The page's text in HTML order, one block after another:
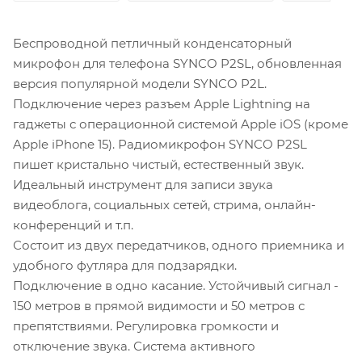
Беспроводной петличный конденсаторный
микрофон для телефона SYNCO P2SL, обновленная
версия популярной модели SYNCO P2L.
Подключение через разъем Apple Lightning на
гаджеты с операционной системой Apple iOS (кроме
Apple iPhone 15). Радиомикрофон SYNCO P2SL
пишет кристально чистый, естественный звук.
Идеальный инструмент для записи звука
видеоблога, социальных сетей, стрима, онлайн-
конференций и т.п.
Состоит из двух передатчиков, одного приемника и
удобного футляра для подзарядки.
Подключение в одно касание. Устойчивый сигнал -
150 метров в прямой видимости и 50 метров с
препятствиями. Регулировка громкости и
отключение звука. Система активного